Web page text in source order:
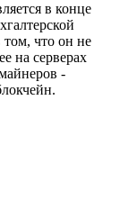
в конце
том, что он не
на серверах
-